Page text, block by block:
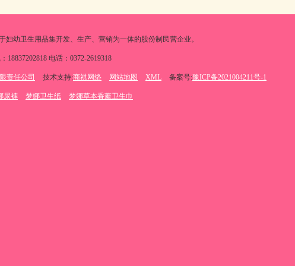
幼卫生用品集开发、生产、营销为一体的股份制民营企业。
电话：0372-2619318
责任公司 技术支持:商祺网络 网站地图 XML 备案号:豫ICP备2021004211号-1
尿裤 梦娜卫生纸 梦娜草本香薰卫生巾